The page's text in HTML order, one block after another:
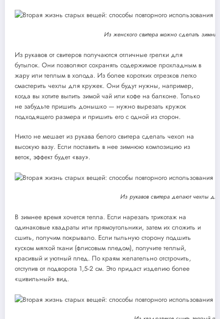
Из женского свитера можно сделать
Из рукавов от свитеров получаются отличные грелки для
бутылок. Они позволяют сохранять содержимое прохладным в
жару или теплым в холода. Из более коротких отрезков легко
смастерить чехлы для кружек. Они будут нужны, например,
когда вы хотите выпить зимой чай или кофе на балконе. Только
не забудьте пришить донышко — нужно вырезать кружок
подходящего размера и пришить его с одной из сторон.
Никто не мешает из рукава белого свитера сделать чехол на
высокую вазу. Если поставить в нее зимнюю композицию из
веток, эффект будет «вау».
Из рукавов свитера делают чехлы
В зимнее время хочется тепла. Если нарезать трикотаж на
одинаковые квадраты или прямоугольники, затем их сложить и
сшить, получим покрывало. Если тыльную сторону подшить
куском мягкой ткани (флисовым пледом), получите теплый,
красивый и уютный плед. По краям желательно отстрочить,
отступив от подворота 1,5-2 см. Это придаст изделию более
«цивильный» вид.